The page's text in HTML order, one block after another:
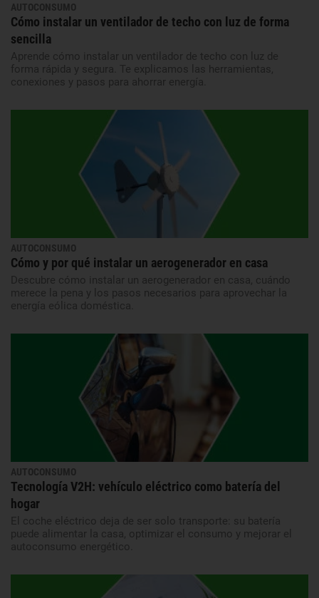
AUTOCONSUMO
Cómo instalar un ventilador de techo con luz de forma
sencilla
Aprende cómo instalar un ventilador de techo con luz de
forma rápida y segura. Te explicamos las herramientas,
conexiones y pasos para ahorrar energía.
AUTOCONSUMO
Cómo y por qué instalar un aerogenerador en casa
Descubre cómo instalar un aerogenerador en casa, cuándo
merece la pena y los pasos necesarios para aprovechar la
energía eólica doméstica.
AUTOCONSUMO
Tecnología V2H: vehículo eléctrico como batería del
hogar
El coche eléctrico deja de ser solo transporte: su batería
puede alimentar la casa, optimizar el consumo y mejorar el
autoconsumo energético.